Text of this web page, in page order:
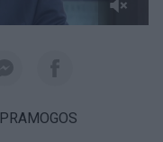
PRAMOGOS